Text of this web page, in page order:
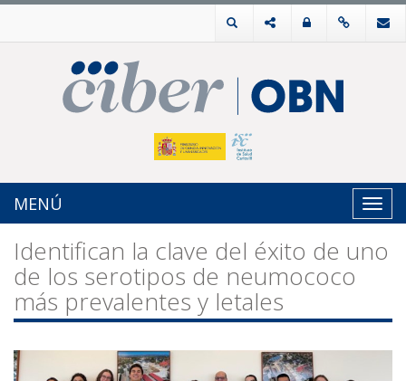
MENÚ
Identifican la clave del éxito de uno
de los serotipos de neumococo
más prevalentes y letales